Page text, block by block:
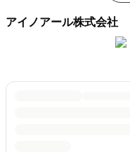
アイノアール株式会社